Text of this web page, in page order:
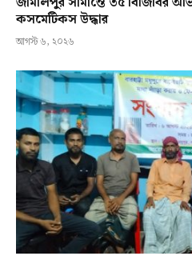
কসমেটিকস উদ্ধার
আগস্ট ৬, ২০২৬